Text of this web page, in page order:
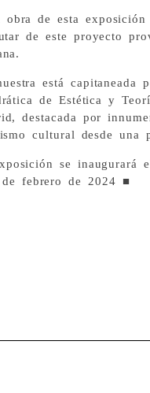
obra de esta
de este proyecto
está
de Estética y
destacada por
cultural desde una
se inaugurará
febrero de 2024 ■